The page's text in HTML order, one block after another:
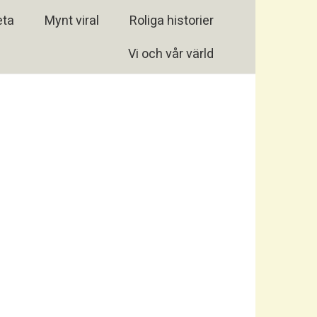
Mynt viral Roliga historier
Vi och vår värld